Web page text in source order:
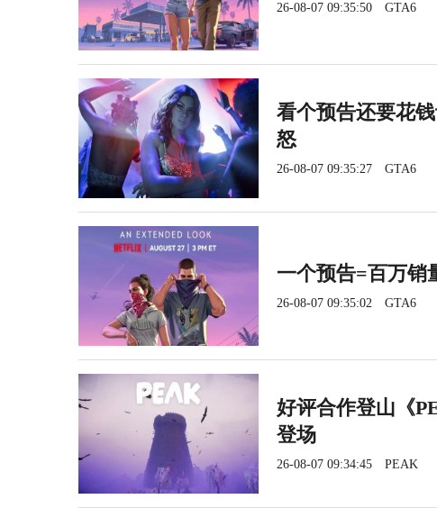
26-08-07 09:35:50 GTA6
看个预告还要花
怒
26-08-07 09:35:27 GTA6
一个预告=百万销
26-08-07 09:35:02 GTA6
好评合作登山《
登场
26-08-07 09:34:45 PEAK